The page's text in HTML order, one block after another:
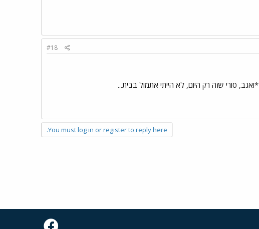
#18
*ואגב, סורי שזה רק היום, לא הייתי אתמול בבית...
You must log in or register to reply here.